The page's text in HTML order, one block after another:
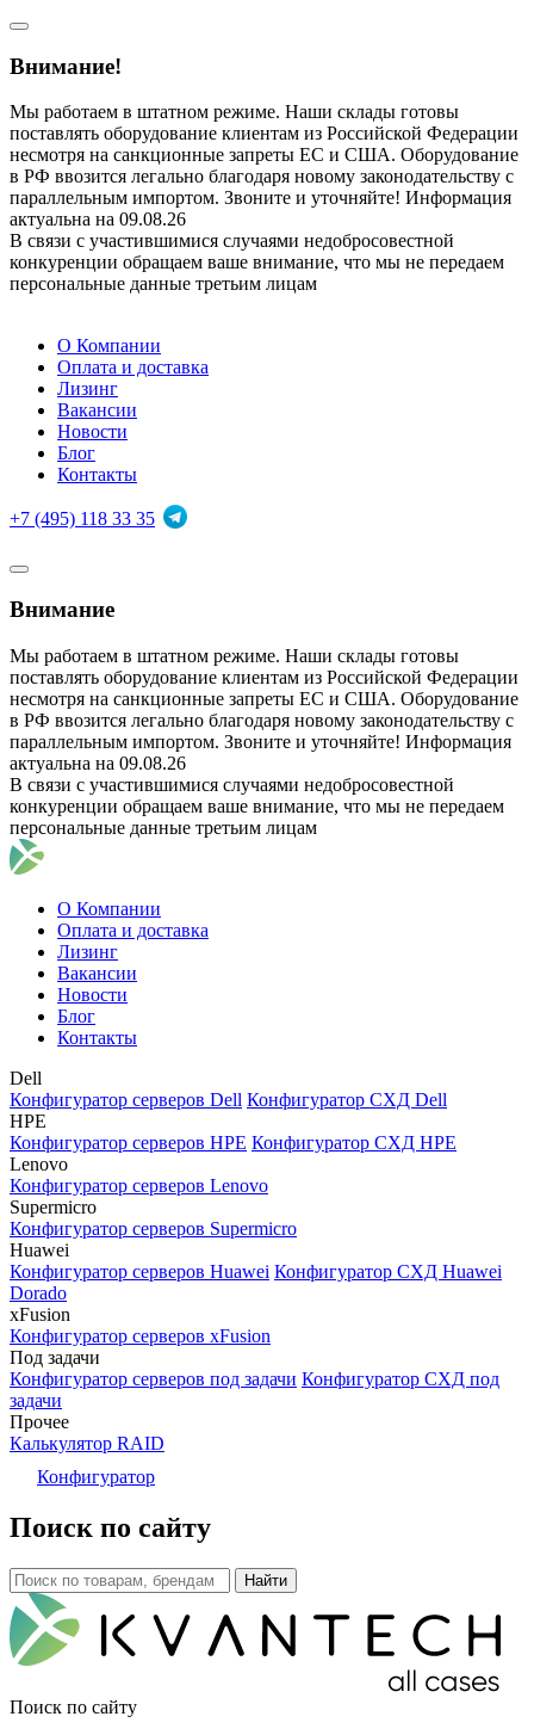
Внимание!
Мы работаем в штатном режиме. Наши склады готовы
поставлять оборудование клиентам из Российской Федерации
несмотря на санкционные запреты ЕС и США. Оборудование
в РФ ввозится легально благодаря новому законодательству с
параллельным импортом. Звоните и уточняйте! Информация
актуальна на 09.08.26
В связи с участившимися случаями недобросовестной
конкуренции обращаем ваше внимание, что мы не передаем
персональные данные третьим лицам
О Компании
Оплата и доставка
Лизинг
Вакансии
Новости
Блог
Контакты
+7 (495) 118 33 35
Внимание
Мы работаем в штатном режиме. Наши склады готовы
поставлять оборудование клиентам из Российской Федерации
несмотря на санкционные запреты ЕС и США. Оборудование
в РФ ввозится легально благодаря новому законодательству с
параллельным импортом. Звоните и уточняйте! Информация
актуальна на 09.08.26
В связи с участившимися случаями недобросовестной
конкуренции обращаем ваше внимание, что мы не передаем
персональные данные третьим лицам
О Компании
Оплата и доставка
Лизинг
Вакансии
Новости
Блог
Контакты
Dell
Конфигуратор серверов Dell Конфигуратор СХД Dell
HPE
Конфигуратор серверов HPE Конфигуратор СХД HPE
Lenovo
Конфигуратор серверов Lenovo
Supermicro
Конфигуратор серверов Supermicro
Huawei
Конфигуратор серверов Huawei Конфигуратор СХД Huawei
Dorado
xFusion
Конфигуратор серверов xFusion
Под задачи
Конфигуратор серверов под задачи Конфигуратор СХД под
задачи
Прочее
Калькулятор RAID
Конфигуратор
Поиск по сайту
Поиск по сайту